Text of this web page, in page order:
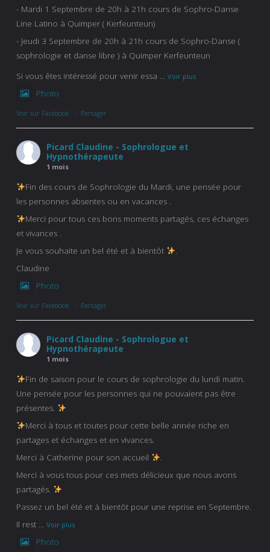
- Mardi 1 Septembre de 20h à 21h cours de Sophro-Danse
Line Latino à Quimper ( Kerfeunteun)
- Jeudi 3 Septembre de 20h à 21h cours de Sophro-Danse (
sophrologie et danse libre ) à Quimper Kerfeunteun
Si vous êtes intéressé pour venir essa ... Voir plus
Photo
Voir sur Facebook · Partager
Picard Claudine - Sophrologue et
Hypnothérapeute
1 mois
Fin des cours de Sophrologie du Mardi, une pensée pour
les personnes absentes ou en vacances .
Merci pour tous ces bons moments partagés, ces échanges
et vivances .
Je vous souhaite un bel été et à bientôt
.
Claudine
Photo
Voir sur Facebook · Partager
Picard Claudine - Sophrologue et
Hypnothérapeute
1 mois
Fin de saison pour le cours de sophrologie du lundi matin.
Une pensée pour les personnes qui ne pouvaient pas être
présentes.
Merci à tous et toutes pour cette belle année riche en
partages et échanges et en vivances.
Merci à Catherine pour son accueil
.
Merci à vous tous pour ces mets délicieux que nous avons
partagés.
Passez un bel été et à bientôt pour une reprise en Septembre.
Il rest ... Voir plus
Photo